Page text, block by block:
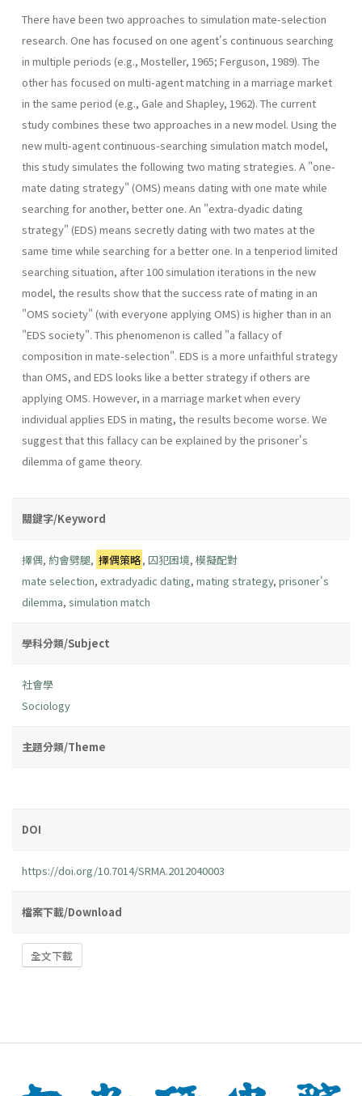
There have been two approaches to simulation mate-selection
research. One has focused on one agent's continuous searching
in multiple periods (e.g., Mosteller, 1965; Ferguson, 1989). The
other has focused on multi-agent matching in a marriage market
in the same period (e.g., Gale and Shapley, 1962). The current
study combines these two approaches in a new model. Using the
new multi-agent continuous-searching simulation match model,
this study simulates the following two mating strategies. A "one-
mate dating strategy" (OMS) means dating with one mate while
searching for another, better one. An "extra-dyadic dating
strategy" (EDS) means secretly dating with two mates at the
same time while searching for a better one. In a tenperiod limited
searching situation, after 100 simulation iterations in the new
model, the results show that the success rate of mating in an
"OMS society" (with everyone applying OMS) is higher than in an
"EDS society". This phenomenon is called "a fallacy of
composition in mate-selection". EDS is a more unfaithful strategy
than OMS, and EDS looks like a better strategy if others are
applying OMS. However, in a marriage market when every
individual applies EDS in mating, the results become worse. We
suggest that this fallacy can be explained by the prisoner's
dilemma of game theory.
關鍵字/Keyword
擇偶, 約會劈腿, 擇偶策略,囚犯困境,模擬配對
mate selection, extradyadic dating, mating strategy, prisoner's
dilemma, simulation match
學科分類/Subject
社會學
Sociology
主題分類/Theme
DOI
https://doi.org/10.7014/SRMA.2012040003
檔案下載/Download
全文下載